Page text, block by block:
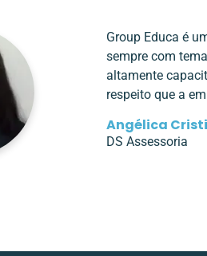
Group Educa é
sempre com
altamente
respeito que a
Angélica
DS Assessoria